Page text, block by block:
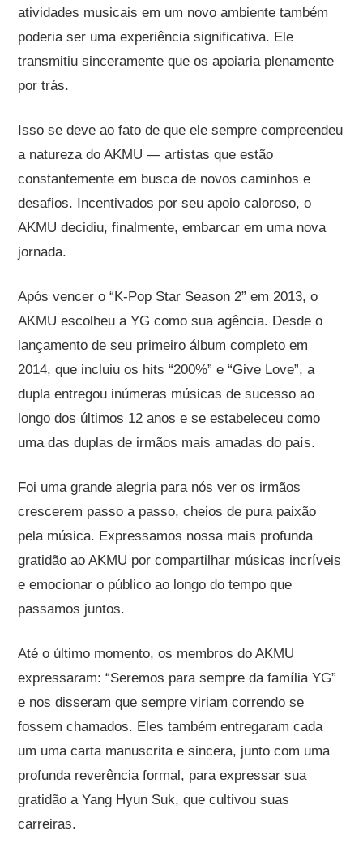
atividades musicais em um novo ambiente também
poderia ser uma experiência significativa. Ele
transmitiu sinceramente que os apoiaria plenamente
por trás.
Isso se deve ao fato de que ele sempre compreendeu
a natureza do AKMU — artistas que estão
constantemente em busca de novos caminhos e
desafios. Incentivados por seu apoio caloroso, o
AKMU decidiu, finalmente, embarcar em uma nova
jornada.
Após vencer o “K-Pop Star Season 2” em 2013, o
AKMU escolheu a YG como sua agência. Desde o
lançamento de seu primeiro álbum completo em
2014, que incluiu os hits “200%” e “Give Love”, a
dupla entregou inúmeras músicas de sucesso ao
longo dos últimos 12 anos e se estabeleceu como
uma das duplas de irmãos mais amadas do país.
Foi uma grande alegria para nós ver os irmãos
crescerem passo a passo, cheios de pura paixão
pela música. Expressamos nossa mais profunda
gratidão ao AKMU por compartilhar músicas incríveis
e emocionar o público ao longo do tempo que
passamos juntos.
Até o último momento, os membros do AKMU
expressaram: “Seremos para sempre da família YG”
e nos disseram que sempre viriam correndo se
fossem chamados. Eles também entregaram cada
um uma carta manuscrita e sincera, junto com uma
profunda reverência formal, para expressar sua
gratidão a Yang Hyun Suk, que cultivou suas
carreiras.